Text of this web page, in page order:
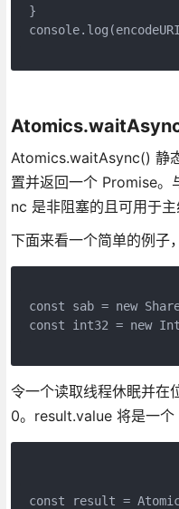
}
Atomics.waitAsync() 静
置并返回一个 Promise
nc 是非阻塞的且可用于主
下面来看一个简单的例子
const sab = new
const int32 = new
令一个读取线程休眠并在
0。result.value 将是一个
const result =